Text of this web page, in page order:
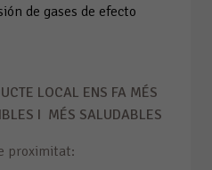
de gases de efecto
LOCAL ENS FA MÉS
I MÉS SALUDABLES
proximitat: